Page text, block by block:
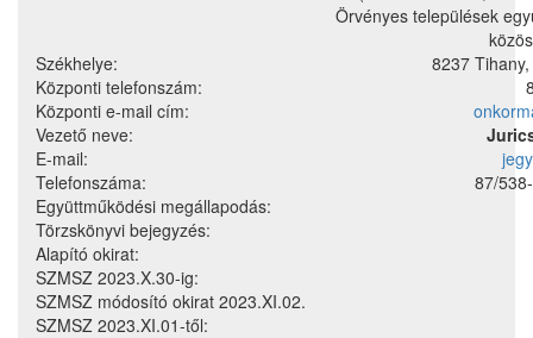
Örvényes települések
Székhelye:
8237
Központi telefonszám:
Központi e-mail cím:
Vezető neve:
E-mail:
Telefonszáma:
87/
Együttműködési megállapodás:
Törzskönyvi bejegyzés:
Alapító okirat:
SZMSZ 2023.X.30-ig:
SZMSZ módosító okirat 2023.XI.02.
SZMSZ 2023.XI.01-től: